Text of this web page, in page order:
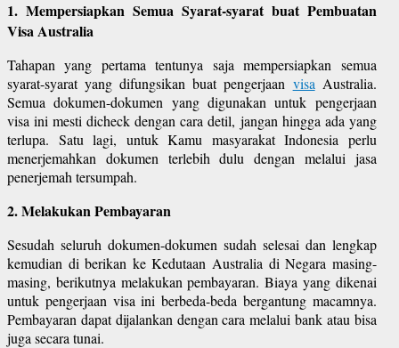
1. Mempersiapkan Semua Syarat-syarat buat Pembuatan
Visa Australia
Tahapan yang pertama tentunya saja mempersiapkan semua
syarat-syarat yang difungsikan buat pengerjaan visa Australia.
Semua dokumen-dokumen yang digunakan untuk pengerjaan
visa ini mesti dicheck dengan cara detil, jangan hingga ada yang
terlupa. Satu lagi, untuk Kamu masyarakat Indonesia perlu
menerjemahkan dokumen terlebih dulu dengan melalui jasa
penerjemah tersumpah.
2. Melakukan Pembayaran
Sesudah seluruh dokumen-dokumen sudah selesai dan lengkap
kemudian di berikan ke Kedutaan Australia di Negara masing-
masing, berikutnya melakukan pembayaran. Biaya yang dikenai
untuk pengerjaan visa ini berbeda-beda bergantung macamnya.
Pembayaran dapat dijalankan dengan cara melalui bank atau bisa
juga secara tunai.